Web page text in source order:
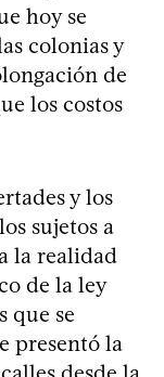
hoy se
colonias y
de
los costos
y los
sujetos a
la realidad
de la ley
que se
presentó la